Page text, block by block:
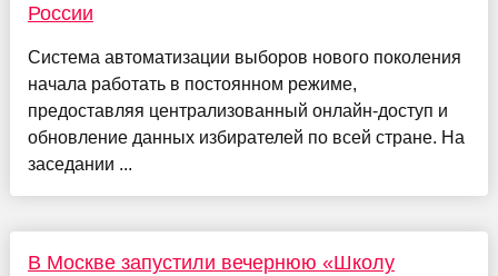
России
Система автоматизации выборов нового поколения
начала работать в постоянном режиме,
предоставляя централизованный онлайн-доступ и
обновление данных избирателей по всей стране. На
заседании ...
В Москве запустили вечернюю «Школу